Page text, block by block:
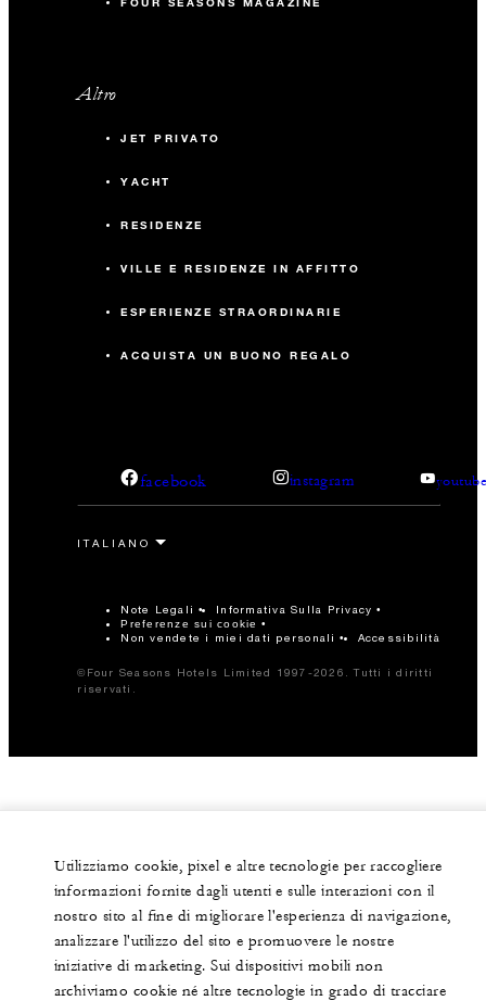
Altro
JET PRIVATO
YACHT
RESIDENZE
VILLE E RESIDENZE IN AFFITTO
ESPERIENZE STRAORDINARIE
ACQUISTA UN BUONO REGALO
facebook instagram
Note Legali Informativa Sulla Privacy
Preferenze sui cookie
Non vendete i miei dati personali Accessibilità
©Four Seasons Hotels Limited 1997-2026. Tutti i diritti
riservati.
Utilizziamo cookie, pixel e altre tecnologie per raccogliere
informazioni fornite dagli utenti e sulle interazioni con il
nostro sito al fine di migliorare l'esperienza di navigazione,
analizzare l'utilizzo del sito e promuovere le nostre
iniziative di marketing. Sui dispositivi mobili non
archiviamo cookie né altre tecnologie in grado di tracciare